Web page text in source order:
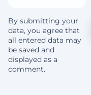
By submitting your
data, you agree that
all entered data may
be saved and
displayed as a
comment.